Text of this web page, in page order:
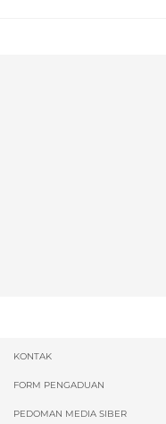
KONTAK
FORM PENGADUAN
PEDOMAN MEDIA SIBER